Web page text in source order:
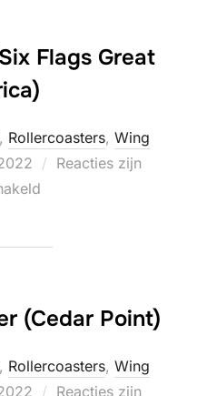
Flags Great
, Rollercoasters, Wing
Reacties zijn
(Cedar Point)
, Rollercoasters, Wing
Reacties zijn